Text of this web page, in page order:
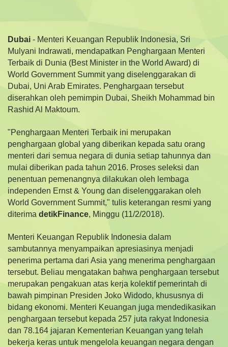
Dubai - Menteri Keuangan Republik Indonesia, Sri
Mulyani Indrawati, mendapatkan Penghargaan Menteri
Terbaik di Dunia (Best Minister in the World Award) di
World Government Summit yang diselenggarakan di
Dubai, Uni Arab Emirates. Penghargaan tersebut
diserahkan oleh pemimpin Dubai, Sheikh Mohammad bin
Rashid Al Maktoum.
"Penghargaan Menteri Terbaik ini merupakan
penghargaan global yang diberikan kepada satu orang
menteri dari semua negara di dunia setiap tahunnya dan
mulai diberikan pada tahun 2016. Proses seleksi dan
penentuan pemenangnya dilakukan oleh lembaga
independen Ernst & Young dan diselenggarakan oleh
World Government Summit," tulis keterangan resmi yang
diterima detikFinance, Minggu (11/2/2018).
Menteri Keuangan Republik Indonesia dalam
sambutannya menyampaikan apresiasinya menjadi
penerima pertama dari Asia yang menerima penghargaan
tersebut. Beliau mengatakan bahwa penghargaan tersebut
merupakan pengakuan atas kerja kolektif pemerintah di
bawah pimpinan Presiden Joko Widodo, khususnya di
bidang ekonomi. Menteri Keuangan juga mendedikasikan
penghargaan tersebut kepada 257 juta rakyat Indonesia
dan 78.164 jajaran Kementerian Keuangan yang telah
bekerja keras untuk mengelola keuangan negara dengan